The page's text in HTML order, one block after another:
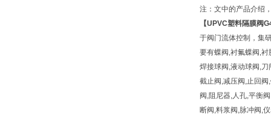
注：文中的产品介绍
【UPVC塑料隔膜阀
于阀门流体控制，集
要有蝶阀,衬氟蝶阀,
焊接球阀,液动球阀,
截止阀,减压阀,止回
阀,阻尼器,人孔,平衡
断阀,料浆阀,脉冲阀,